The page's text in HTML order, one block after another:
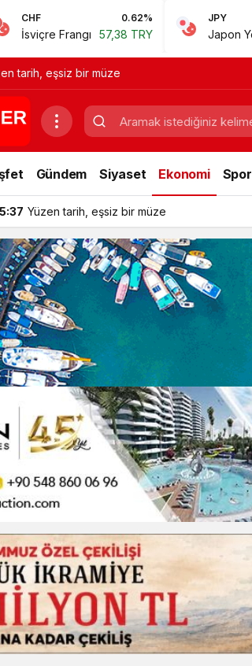
0.62%
57,38 TRY
JPY 0.01%
Japon Yeni 0,00 TRY
tarih, eşsiz bir müze
Gündem Siyaset Ekonomi Spor
Yüzen tarih, eşsiz bir müze